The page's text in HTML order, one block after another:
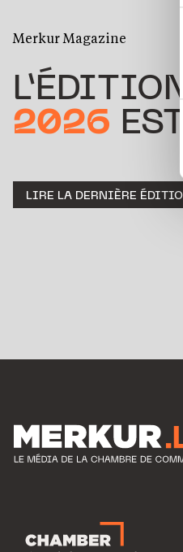
Merkur Magazine
2026
LIRE LA DERNIÈRE